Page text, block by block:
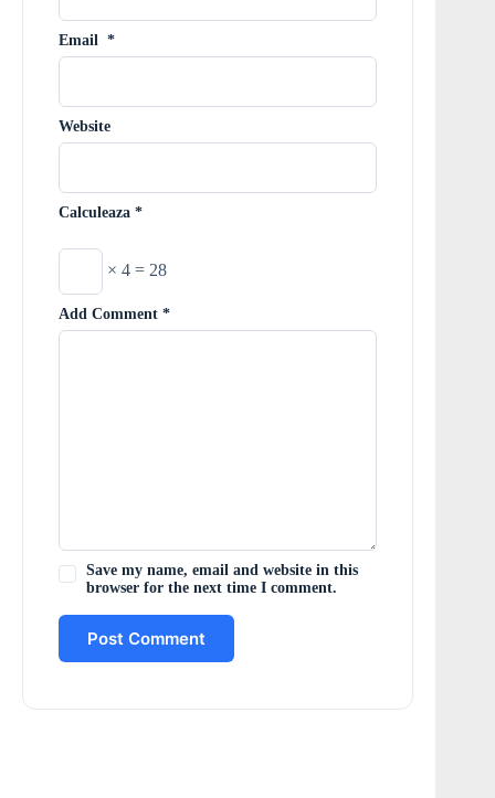
Email *
Website
Calculeaza *
× 4 = 28
Add Comment *
Save my name, email and website in this
browser for the next time I comment.
Post Comment